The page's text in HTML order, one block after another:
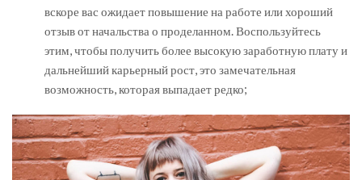
вскоре вас ожидает повышение на работе или хороший
отзыв от начальства о проделанном. Воспользуйтесь
этим, чтобы получить более высокую заработную плату и
дальнейший карьерный рост, это замечательная
возможность, которая выпадает редко;